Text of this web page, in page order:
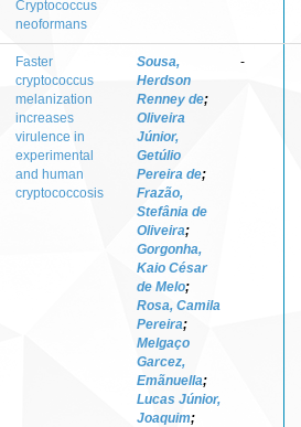
Cryptococcus
neoformans
Faster
cryptococcus
melanization
increases
virulence in
experimental
and human
cryptococcosis
Sousa,
Herdson
Renney de;
Oliveira
Júnior,
Getúlio
Pereira de;
Frazão,
Stefânia de
Oliveira;
Gorgonha,
Kaio César
de Melo;
Rosa, Camila
Pereira;
Melgaço
Garcez,
Emãnuella;
Lucas Júnior,
Joaquim;
-